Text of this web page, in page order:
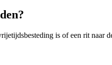
is of een rit naar